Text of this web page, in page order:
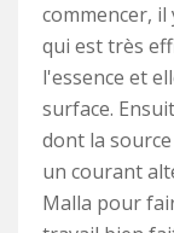
commencer,
qui est très
l'essence et
surface.
dont la
un courant
Malla pour